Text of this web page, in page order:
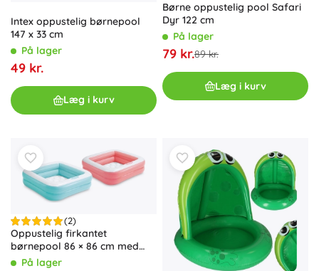
Intex oppustelig børnepool
147 x 33 cm
På lager
49 kr.
Læg i kurv
Børne oppustelig pool Safari
Dyr 122 cm
På lager
79 kr.89 kr.
Læg i kurv
(2)
Oppustelig firkantet
børnepool 86 × 86 cm med
blød bund
På lager